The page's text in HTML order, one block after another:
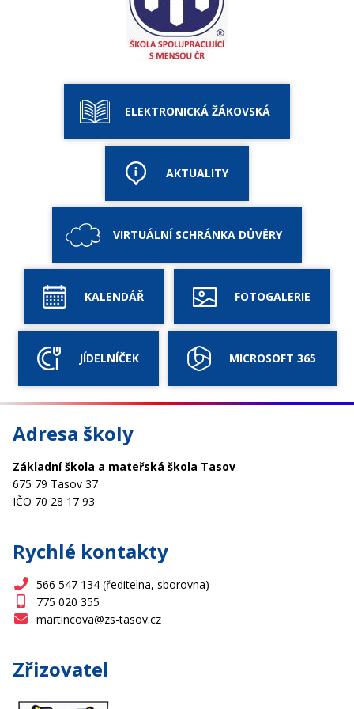
ELEKTRONICKÁ ŽÁKOVSKÁ
AKTUALITY
VIRTUÁLNÍ SCHRÁNKA DŮVĚRY
KALENDÁŘ FOTOGALERIE
JÍDELNÍČEK MICROSOFT 365
Adresa školy
Základní škola a mateřská škola Tasov
675 79 Tasov 37
IČO 70 28 17 93
Rychlé kontakty
566 547 134 (ředitelna, sborovna)
775 020 355
martincova@zs-tasov.cz
Zřizovatel